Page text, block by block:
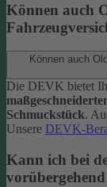
Können auch
Können auch
Die DEVK bietet
Schmuckstück.
Unsere DEVK-
Kann ich bei